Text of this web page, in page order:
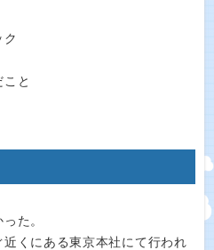
ク
と
た。
くにある東京本社にて行われ